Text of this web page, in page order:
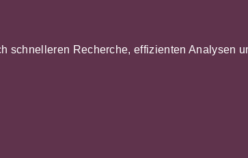
schnelleren Recherche, effizienten Analysen